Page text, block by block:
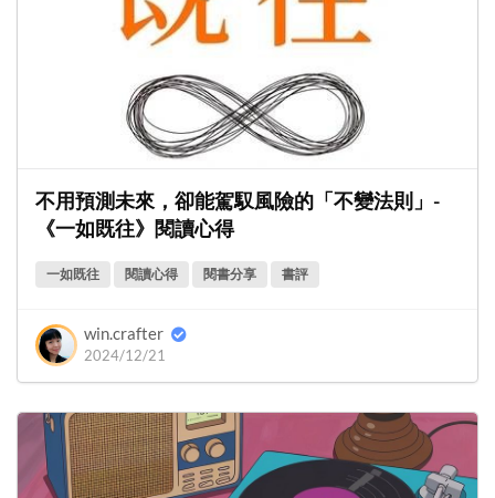
不用預測未來，卻能駕馭風險的「不變法則」-
《一如既往》閱讀心得
一如既往 閱讀心得 閱書分享 書評
win.crafter
2024/12/21